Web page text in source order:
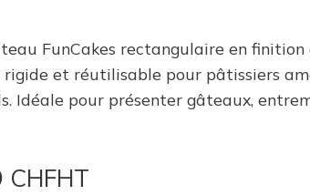
FunCakes rectangulaire en finition
rigide et réutilisable pour pâtissiers
Idéale pour présenter gâteaux,
CHFHT